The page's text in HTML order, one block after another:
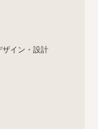
ザイン・設計